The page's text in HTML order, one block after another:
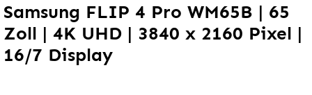
Samsung FLIP 4 Pro WM65B | 65
Zoll | 4K UHD | 3840 x 2160 Pixel |
16/7 Display